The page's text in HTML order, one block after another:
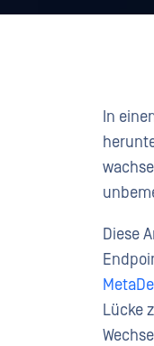
In
Diese
Lücke